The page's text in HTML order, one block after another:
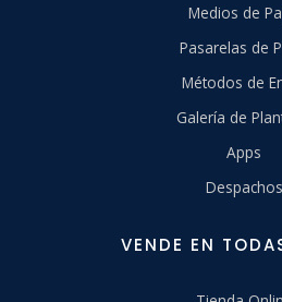
Medios de
Pasarelas de
Métodos de
Galería de
Apps
Despachos
VENDE EN